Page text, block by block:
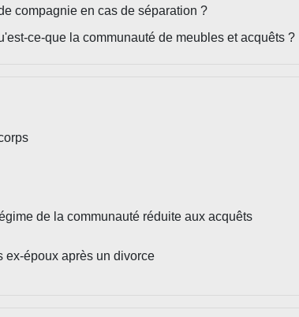
compagnie en cas de séparation ?
ce-que la communauté de meubles et acquêts ?
de la communauté réduite aux acquêts
ex-époux après un divorce